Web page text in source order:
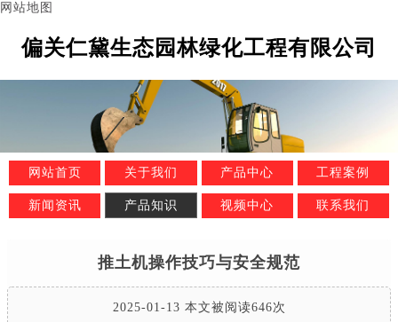
网站地图
偏关仁黛生态园林绿化工程有限公司
网站首页 关于我们 产品中心 工程案例
新闻资讯 产品知识 视频中心 联系我们
推土机操作技巧与安全规范
2025-01-13 本文被阅读646次